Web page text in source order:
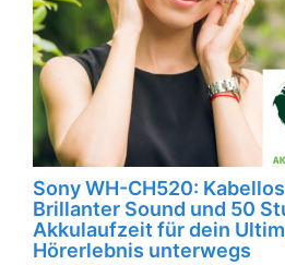
Sony WH-CH520:
Brillanter Sound und 50
Akkulaufzeit für dein
Hörerlebnis unterwegs